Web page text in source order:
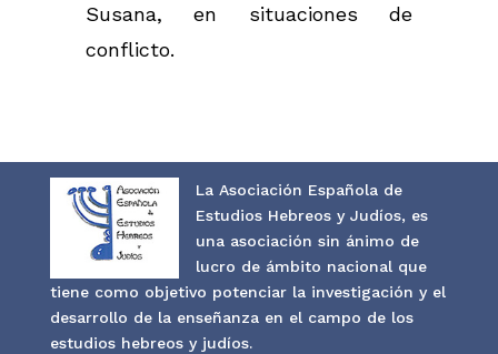
Susana, en situaciones de
conflicto.
La Asociación Española de
Estudios Hebreos y Judíos, es
una asociación sin ánimo de
lucro de ámbito nacional que
tiene como objetivo potenciar la investigación y el
desarrollo de la enseñanza en el campo de los
estudios hebreos y judíos.